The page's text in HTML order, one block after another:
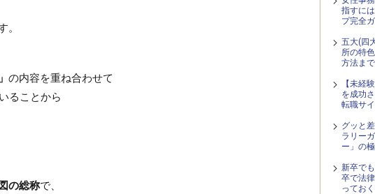
。
の内容を重ね合わせて
ることから
の総称で、
指すに
プ完全
五大(四
所の特
方法まで
【未経
を成功
転職サ
グッと
ラリー
ー」の
新卒で
卒で法
ってお